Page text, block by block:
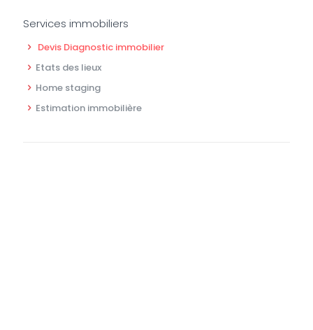
Services immobiliers
Devis Diagnostic immobilier
Etats des lieux
Home staging
Estimation immobilière